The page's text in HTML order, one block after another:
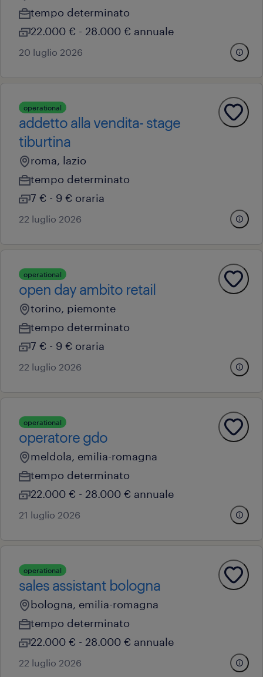
tempo determinato
22.000 € - 28.000 € annuale
20 luglio 2026
operational
addetto alla vendita- stage
tiburtina
roma, lazio
tempo determinato
7 € - 9 € oraria
22 luglio 2026
operational
open day ambito retail
torino, piemonte
tempo determinato
7 € - 9 € oraria
22 luglio 2026
operational
operatore gdo
meldola, emilia-romagna
tempo determinato
22.000 € - 28.000 € annuale
21 luglio 2026
operational
sales assistant bologna
bologna, emilia-romagna
tempo determinato
22.000 € - 28.000 € annuale
22 luglio 2026